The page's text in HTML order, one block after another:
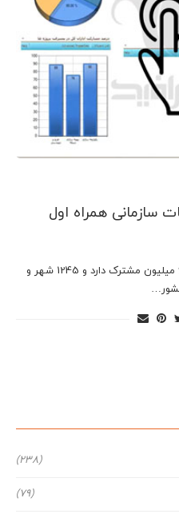
سازمانی همراه اول
شرکت ارتباطات سیار ایران حدود 68.5 میلیون مشترک دارد و 1245 شهر و
(238)
(79)